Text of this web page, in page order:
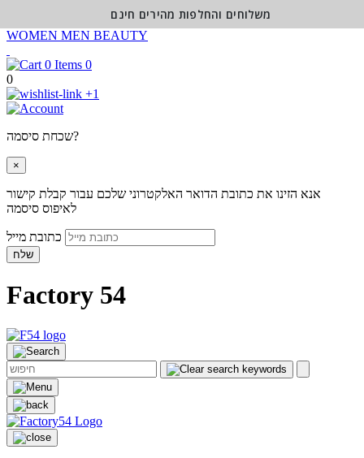
WOMEN MEN BEAUTY
0
0
+1
שכחת סיסמה?
×
אנא הזינו את כתובת הדואר האלקטרוני שלכם עבור קבלת קישור
לאיפוס סיסמה
שלח
Factory 54
משלוחים והחלפות מהירים חינם